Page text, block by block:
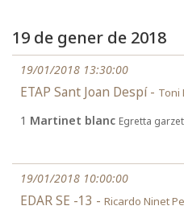
19 de gener de 2018
19/01/2018 13:30:00
ETAP Sant Joan Despí - Toni
1 Martinet blanc Egretta
19/01/2018 10:00:00
EDAR SE -13 - Ricardo Ninet